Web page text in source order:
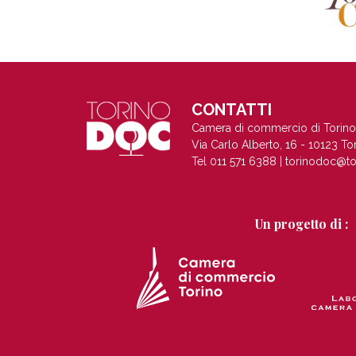
CONTATTI
Camera di commercio di Torino
Via Carlo Alberto, 16 - 10123
Tel 011 571 6388 |
Un progetto di :